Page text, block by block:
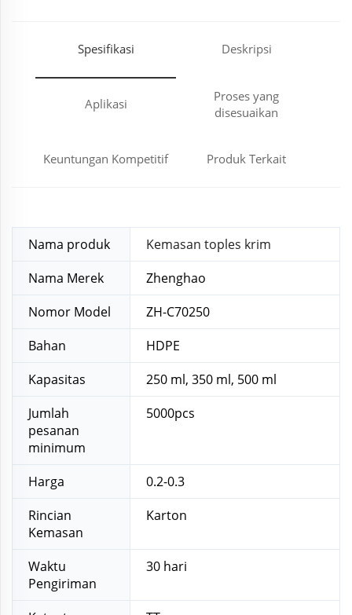
Spesifikasi Deskripsi
Aplikasi
Proses yang
disesuaikan
Keuntungan Kompetitif Produk Terkait
Nama produk
Kemasan toples krim
Nama Merek
Zhenghao
Nomor Model
ZH-C70250
Bahan
HDPE
Kapasitas
250 ml, 350 ml, 500 ml
Jumlah
pesanan
minimum
5000pcs
Harga
0.2-0.3
Rincian
Kemasan
Karton
Waktu
Pengiriman
30 hari